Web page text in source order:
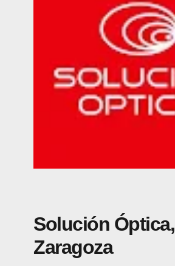
Solución Óptica,
Zaragoza